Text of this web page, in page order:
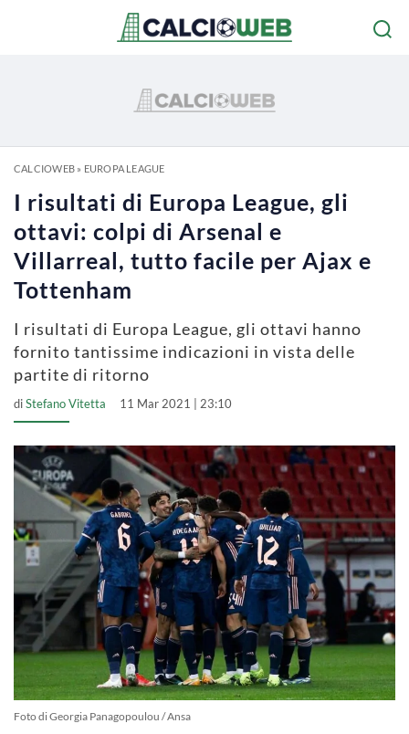
CALCIOWEB» EUROPA LEAGUE
I risultati di Europa League, gli
ottavi: colpi di Arsenal e
Villarreal, tutto facile per Ajax e
Tottenham
I risultati di Europa League, gli ottavi hanno
fornito tantissime indicazioni in vista delle
partite di ritorno
diStefano Vitetta 11 Mar 2021 | 23:10
Foto di Georgia Panagopoulou / Ansa